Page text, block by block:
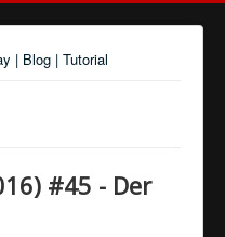
#45 - Der